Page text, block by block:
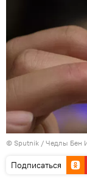
© Sputnik / Чедлы Бен
Подписаться